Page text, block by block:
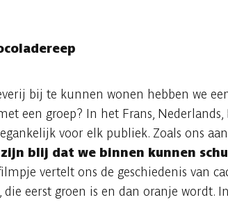
bij te kunnen wonen hebben we
een groep? In het Frans,
voor elk publiek. Zoals ons
zijn blij dat we binnen kunnen
vertelt ons de geschiedenis van
eerst groen is en dan oranje wordt.